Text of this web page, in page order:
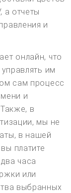
а отчеты
и
онлайн, что
им
сам процесс
и
в
мы не
в нашей
платите
часа
или
выбранных